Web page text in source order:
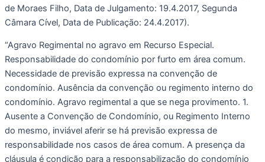
de Moraes Filho, Data de Julgamento: 19.4.2017, Segunda
Câmara Cível, Data de Publicação: 24.4.2017).
“Agravo Regimental no agravo em Recurso Especial.
Responsabilidade do condomínio por furto em área comum.
Necessidade de previsão expressa na convenção de
condomínio. Ausência da convenção ou regimento interno do
condomínio. Agravo regimental a que se nega provimento. 1.
Ausente a Convenção de Condomínio, ou Regimento Interno
do mesmo, inviável aferir se há previsão expressa de
responsabilidade nos casos de área comum. A presença da
cláusula é condição para a responsabilização do condomínio